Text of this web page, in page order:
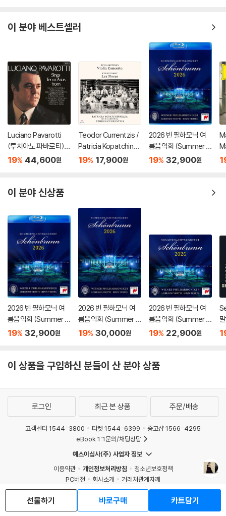
이 분야 베스트셀러
Luciano Pavarotti
(루치아노 파바로티) -
이탈리아 오페라 리마
P]
19% 44,600원
Teodor Currentzis /
Patricia Kopatchinsk
aja 차이코프스키: 바이
19% 17,900원
2026 빈 필하모닉 여
름음악회 (Summer Ni
ght Concert 2026)
19% 32,900원
r
이 분야 신상품
2026 빈 필하모닉 여
름음악회 (Summer Ni
ght Concert 2026)
19% 32,900원
2026 빈 필하모닉 여
름음악회 (Summer Ni
ght Concert 2026)
19% 30,000원
2026 빈 필하모닉 여
름음악회 (Summer Ni
ght Concert 2026)
19% 22,900원
이 상품을 구입하신 분들이 산 분야 상품
선물하기 바로구매 카트담기
로그인 최근 본 상품 주문/배송
고객센터 1544-3800 티켓 1544-6399
중고샵 1566-4295
eBook 1:1문의/채팅상담
예스이십사(주) 사업자 정보
이용약관
개인정보처리방침
청소년보호정책
PC버전
회사소개
거래처관계자께
도서홍보
광고
Copyright © YES24 Corp. All Rights Reserved.
MATOM15